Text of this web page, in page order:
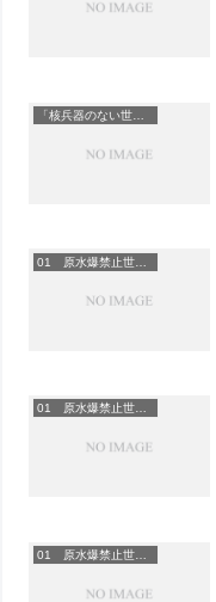
「核兵器のない世界を」
01 原水爆禁止世界大会
01 原水爆禁止世界大会
01 原水爆禁止世界大会